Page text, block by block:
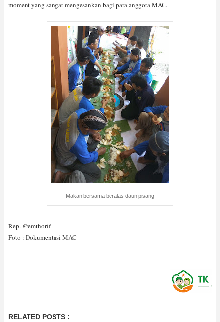
moment yang sangat mengesankan bagi para anggota MAC.
Makan bersama beralas daun pisang
Rep. @emthorif
Foto : Dokumentasi MAC
RELATED POSTS :